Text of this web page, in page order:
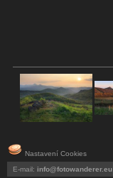
Nastavení Cookies
E-mail: info@fotowanderer.eu